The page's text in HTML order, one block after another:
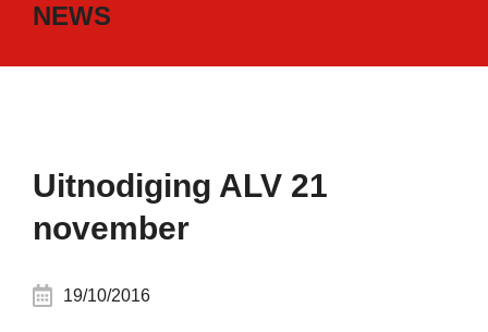
NEWS
Uitnodiging ALV 21
november
19/10/2016